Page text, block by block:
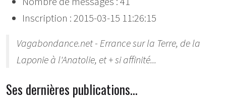
Inscription : 2015-03-15 11:26:15
Vagabondance.net - Errance sur la Terre, de la
Laponie à l'Anatolie, et + si affinité...
Ses dernières publications…